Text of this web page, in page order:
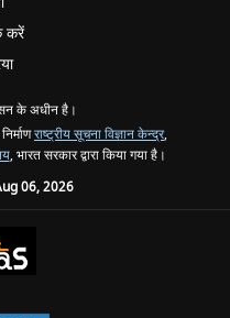
करें
के अधीन है।
राष्ट्रीय सूचना विज्ञान केन्द्र,
, भारत सरकार द्वारा किया गया है।
06, 2026